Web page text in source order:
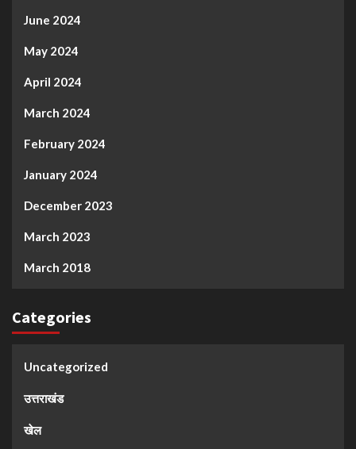
June 2024
May 2024
April 2024
March 2024
February 2024
January 2024
December 2023
March 2023
March 2018
Categories
Uncategorized
उत्तराखंड
खेल